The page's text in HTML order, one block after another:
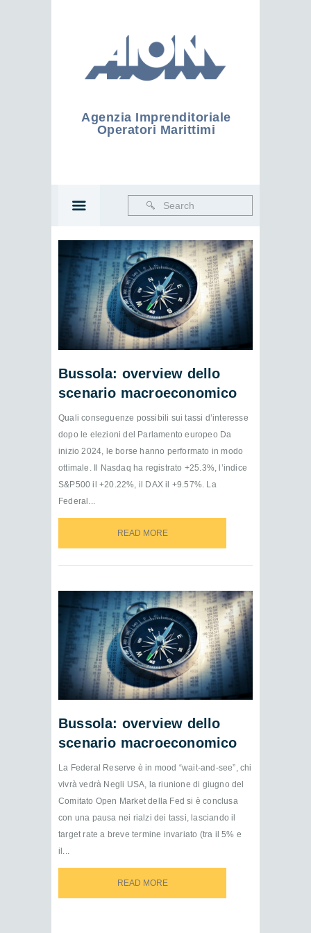
Agenzia Imprenditoriale
Operatori Marittimi
Bussola: overview dello
scenario macroeconomico
Quali conseguenze possibili sui tassi d’interesse
dopo le elezioni del Parlamento europeo Da
inizio 2024, le borse hanno performato in modo
ottimale. Il Nasdaq ha registrato +25.3%, l’indice
S&P500 il +20.22%, il DAX il +9.57%. La
Federal...
READ MORE
Bussola: overview dello
scenario macroeconomico
La Federal Reserve è in mood “wait-and-see”, chi
vivrà vedrà Negli USA, la riunione di giugno del
Comitato Open Market della Fed si è conclusa
con una pausa nei rialzi dei tassi, lasciando il
target rate a breve termine invariato (tra il 5% e
il...
READ MORE